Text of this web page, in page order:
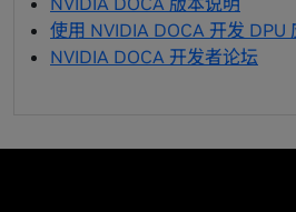
使用 NVIDIA DOCA 开发 DPU
NVIDIA DOCA 开发者论坛